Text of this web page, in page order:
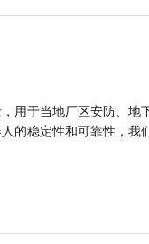
用于当地厂区安防、地
的稳定性和可靠性，我